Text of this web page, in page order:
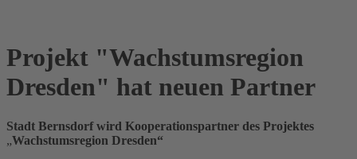
Projekt "Wachstumsregion
Dresden" hat neuen Partner
Stadt Bernsdorf wird Kooperationspartner des Projektes
„Wachstumsregion Dresden“